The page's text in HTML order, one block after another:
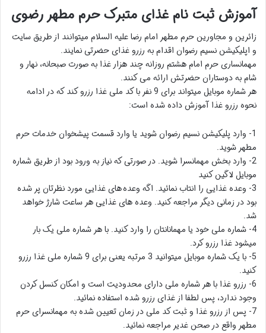
آموزش ثبت نام غذای متبرک حرم مطهر رضوی
زائرین و مجاورین حرم مطهر امام رضا علیه السلام میتوانند از طریق سایت
و اپلیکیشن نسیم رضوان اقدام به رزرو غذای حضرتی نمایند.
مهمانساری حرم امام هشتم روزانه چند هزار غذا به صورت صبحانه، نهار و
شام به دوستاران حضرتش ارائه می کنند.
هر شماره موبایل میتواند برای 9 نفر با کد ملی غذا رزرو کند که در ادامه
نحوه رزرو غذا آموزش داده شده است:
1- وارد پلیکیشن نسیم رضوان شوید یا وارد قسمت پیشخوان خدمات حرم
مطهر شوید.
2- وارد بخش مهمانسرا شوید. در صورتی که نیاز به ورود بود از طریق شماره
موبایل لاگین کنید
3- وعده غذایی را انتاب نمائید. اگه وعده های غذایی مورد نظرتان پر شده
بود در زمانی دیگر مراجعه کنید. وعده های غذایی هر ساعت شارژ خواهد
شد.
4- شماره ملی خود یا مهمانانتان را وارد کنید. با هر شماره ملی یک بار
میشود غذا رزرو کرد.
5- با یک شماره موبایل میتوانید 3 مرتبه یعنی برای 9 شماره ملی غذا رزرو
کنید.
6- رزرو غذا با هر شماره ملی دارای محدودیت است و امکان کنسل کردن
وجود ندارد، پس لطفا از غذای رزرو شده استفاده نمائید.
7- پس از رزرو غذا و ثبت کد ملی در زمان تعیین شده به مهمانسرای حرم
مطهر واقع در صحن غدیر مراجعه نمائید.